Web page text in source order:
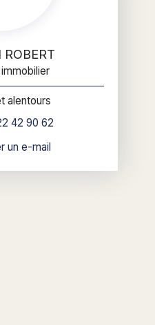
ROBERT
alentours
42 90 62
un e-mail